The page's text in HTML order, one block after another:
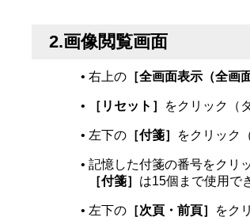
2.画像閲覧画面
右上の ［全画面表示（全画
［リセット］ をクリック（
左下の ［付箋］ をクリック
記憶した付箋の番号をクリ
［付箋］ は15個まで使用で
左下の ［次頁・前頁］ をク